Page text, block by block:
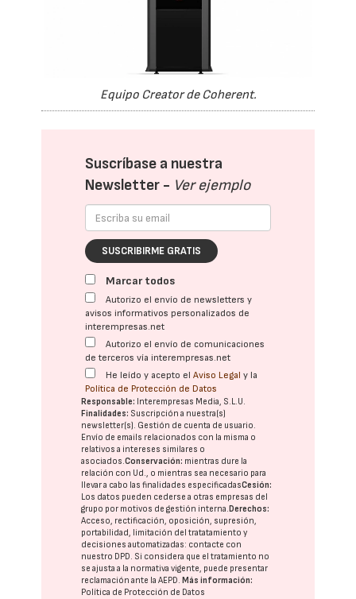
Equipo Creator de Coherent.
Suscríbase a nuestra
Newsletter - Ver ejemplo
SUSCRIBIRME GRATIS
Marcar todos
Autorizo el envío de newsletters y
avisos informativos personalizados de
interempresas.net
Autorizo el envío de comunicaciones
de terceros vía interempresas.net
He leído y acepto elAviso Legal y la
Política de Protección de Datos
Responsable: Interempresas Media, S.L.U.
Finalidades: Suscripción a nuestra(s)
newsletter(s). Gestión de cuenta de usuario.
Envío de emails relacionados con la misma o
relativos a intereses similares o
asociados.Conservación: mientras dure la
relación con Ud., o mientras sea necesario para
llevar a cabo las finalidades especificadasCesión:
Los datos pueden cederse a otras empresas del
grupo por motivos de gestión interna. Derechos:
Acceso, rectificación, oposición, supresión,
portabilidad, limitación del tratatamiento y
decisiones automatizadas: contacte con
nuestro DPD. Si considera que el tratamiento no
se ajusta a la normativa vigente, puede presentar
reclamación ante laAEPD. Más información:
Política de Protección de Datos